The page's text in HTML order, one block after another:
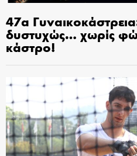
47α
δυστυχώς… χωρίς
κάστρο!